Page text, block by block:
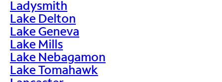
Ladysmith
Lake Delton
Lake Geneva
Lake Mills
Lake Nebagamon
Lake Tomahawk